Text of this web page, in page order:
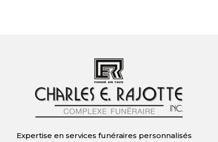
Expertise en services funéraires personnalisés